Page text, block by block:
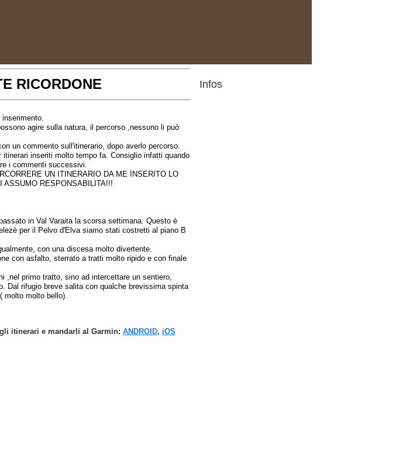
RICORDONE
agire sulla natura, il percorso ,nessuno li può
un commento sull'itinerario, dopo averlo percorso.
inseriti molto tempo fa. Consiglio infatti quando
i commenti successivi.
UN ITINERARIO DA ME INSERITO LO
ASSUMO RESPONSABILITA!!!
in Val Varaita la scorsa settimana. Questo è
per il Pelvo d'Elva siamo stati costretti al piano B
con una discesa molto divertente.
con asfalto, sterrato a tratti molto ripido e con finale
,nel primo tratto, sino ad intercettare un sentiero,
Dal rifugio breve salita con qualche brevissima spinta
molto molto bello).
itinerari e mandarli al Garmin: ANDROID, iOS
Infos